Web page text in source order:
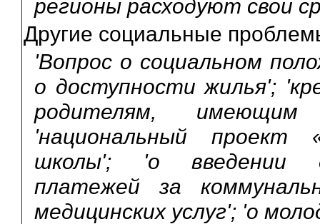
регионы расходуют свои
Другие социальные
'Вопрос о социальном
о доступности жилья';
родителям,
'национальный проект
школы'; 'о введении
платежей за
медицинских услуг'; 'о